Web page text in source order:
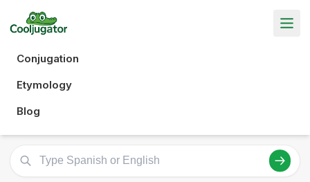
Conjugation
Etymology
Blog